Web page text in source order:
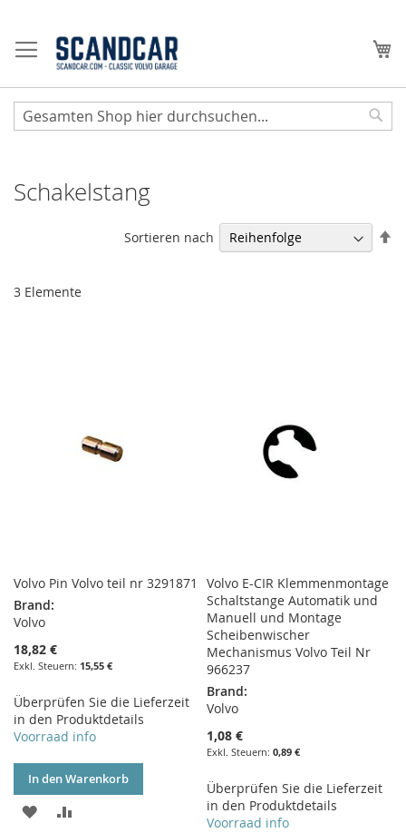
Inhalt
springen
Schakelstang
3 Elemente
Sortieren nach
Volvo Pin Volvo teil nr 3291871
Brand:
Volvo
18,82 €
15,55 €
Überprüfen Sie die Lieferzeit
in den Produktdetails
Voorraad info
In den Warenkorb
ZUR
Volvo E-CIR Klemmenmontage
Schaltstange Automatik und
Manuell und Montage
Scheibenwischer
Mechanismus Volvo Teil Nr
966237
Brand:
Volvo
1,08 €
0,89 €
Überprüfen Sie die Lieferzeit
in den Produktdetails
Voorraad info